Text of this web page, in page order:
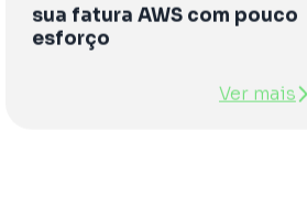
sua fatura AWS com pouco
esforço
Ver mais